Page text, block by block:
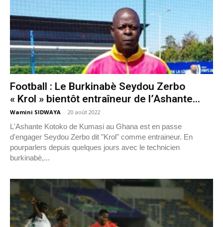
Football : Le Burkinabè Seydou Zerbo
« Krol » bientôt entraîneur de l’Ashante...
Wamini SIDWAYA - 20 août 2022
L'Ashante Kotoko de Kumasi au Ghana est en passe
d'engager Seydou Zerbo dit "Krol" comme entraineur. En
pourparlers depuis quelques jours avec le technicien
burkinabè,...